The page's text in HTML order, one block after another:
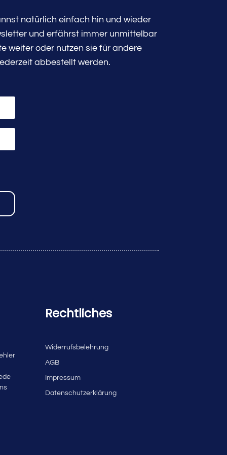
natürlich einfach hin und wieder
und erfährst immer unmittelbar
weiter oder nutzen sie für andere
abbestellt werden.
Rechtliches
Widerrufsbelehrung
AGB
Impressum
Datenschutzerklärung